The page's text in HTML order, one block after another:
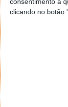
consentimento a
clicando no botão